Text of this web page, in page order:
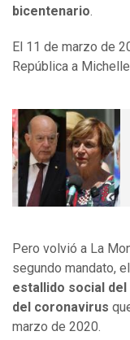
bicentenario.
El 11 de marzo de
República a
Pero volvió a La
segundo mandato,
estallido social del
del coronavirus
marzo de 2020.